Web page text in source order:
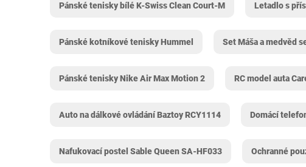
Pánské tenisky bílé K-Swiss Clean Court-M Letadlo s
Pánské kotníkové tenisky Hummel Set Máša a medvěd
Pánské tenisky Nike Air Max Motion 2 RC model auta
Auto na dálkové ovládání Baztoy RCY1114 Domácí
Nafukovací postel Sable Queen SA-HF033 Ochranné